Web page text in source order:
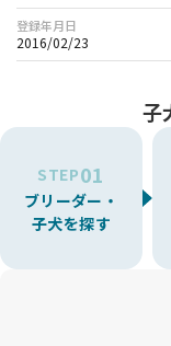
登録年月日
2016/02/23
子
STEP01
ブリーダー・
子犬を探す